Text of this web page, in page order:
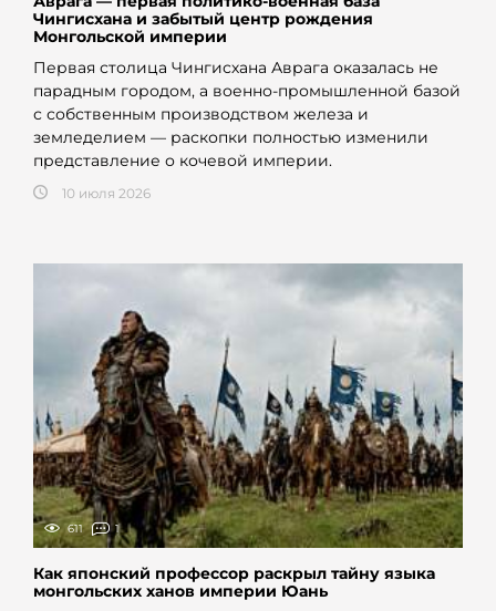
Чингисхана и забытый центр рождения
Монгольской империи
Первая столица Чингисхана Аврага оказалась не
парадным городом, а военно-промышленной базой
с собственным производством железа и
земледелием — раскопки полностью изменили
представление о кочевой империи.
10 июля 2026
611 1
Как японский профессор раскрыл тайну языка
монгольских ханов империи Юань